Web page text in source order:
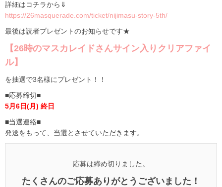
詳細はコチラから⇓
https://26masquerade.com/ticket/nijimasu-story-5th/
最後は読者プレゼントのお知らせです★
【26時のマスカレイドさんサイン入りクリアファイ
ル】
を抽選で3名様にプレゼント！！
■応募締切■
5月6日(月) 終日
■当選連絡■
発送をもって、当選とさせていただきます。
応募は締め切りました。
たくさんのご応募ありがとうございました！